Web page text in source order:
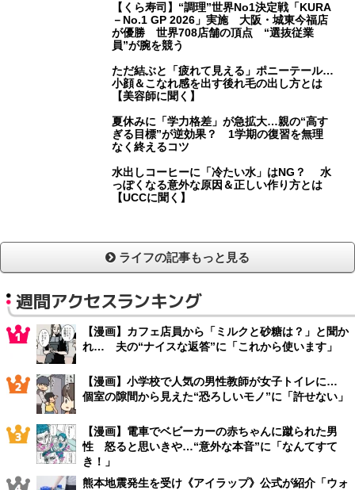
【くら寿司】“調理”世界No1決定戦「KURA
－No.1 GP 2026」実施 大阪・城東今福店
が優勝 世界708店舗の頂点 “選抜従業
員”が腕を競う
ただ結ぶと「疲れて見える」ポニーテール…
小顔＆こなれ感を出す後れ毛の出し方とは
【美容師に聞く】
夏休みに「学力格差」が急拡大…親の“高す
ぎる目標”が逆効果？ 1学期の復習を無理
なく終えるコツ
水出しコーヒーに「冷たい水」はNG？ 水
っぽくなる意外な原因＆正しい作り方とは
【UCCに聞く】
ライフの記事もっと見る
週間アクセスランキング
【漫画】カフェ店員から「ミルクと砂糖は？」と聞か
れ… 夫の“ナイスな返答”に「これから使います」
【漫画】小学校で人気の男性教師が女子トイレに…
個室の隙間から見えた“恐ろしいモノ”に「許せない」
【漫画】電車でベビーカーの赤ちゃんに蹴られた男
性 怒ると思いきや…“意外な本音”に「なんてすて
き！」
熊本地震発生を受け《アイラップ》公式が紹介「ウォ